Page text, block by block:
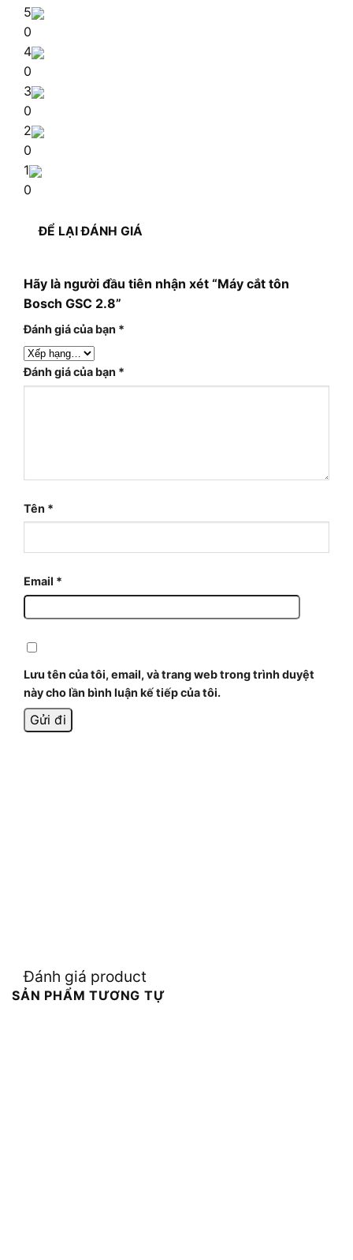
5
0
4
0
3
0
2
0
1
0
ĐỂ LẠI ĐÁNH GIÁ
Hãy là người đầu tiên nhận xét “Máy cắt tôn
Bosch GSC 2.8”
Đánh giá của bạn *
Đánh giá của bạn *
Tên *
Email *
Lưu tên của tôi, email, và trang web trong trình duyệt
này cho lần bình luận kế tiếp của tôi.
Đánh giá product
SẢN PHẨM TƯƠNG TỰ